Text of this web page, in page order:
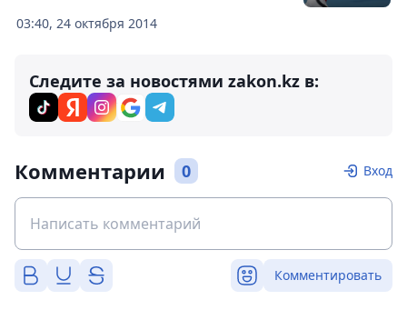
03:40, 24 октября 2014
Следите за новостями zakon.kz в:
Комментарии 0 Вход
Комментировать